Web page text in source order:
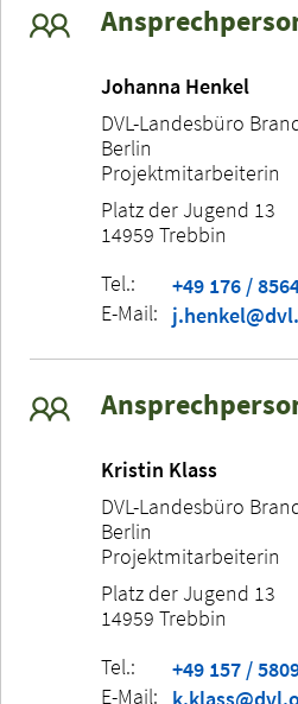
Johanna Henkel
DVL-Landesbüro
Berlin
Projektmitarbeiterin
Platz der Jugend 13
14959 Trebbin
Tel.:
+49 176 /
E-Mail:
Kristin Klass
DVL-Landesbüro
Berlin
Projektmitarbeiterin
Platz der Jugend 13
14959 Trebbin
Tel.:
+49 157 /
E-Mail: